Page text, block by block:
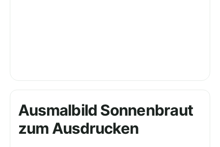
Ausmalbild Sonnenbraut
zum Ausdrucken